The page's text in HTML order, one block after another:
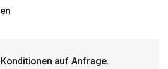
auf Anfrage.